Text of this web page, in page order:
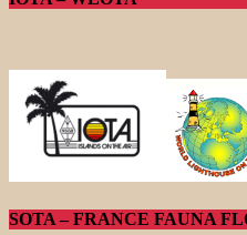
SOTA – FRANCE FAUNA